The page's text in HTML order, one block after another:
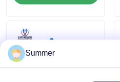
แผ่นเหล็กคาร์บอน
Summer